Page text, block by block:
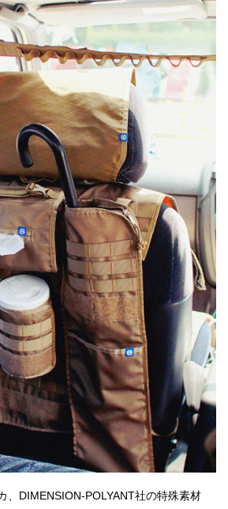
、DIMENSION-POLYANT社の特殊素材